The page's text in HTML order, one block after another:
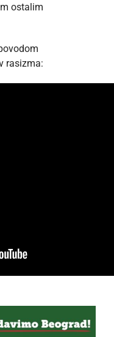
ostalim
rasizma: